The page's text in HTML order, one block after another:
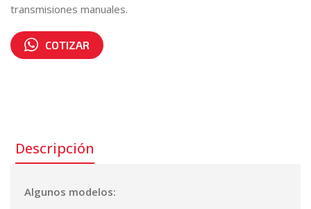
transmisiones manuales.
COTIZAR
Descripción
Algunos modelos: